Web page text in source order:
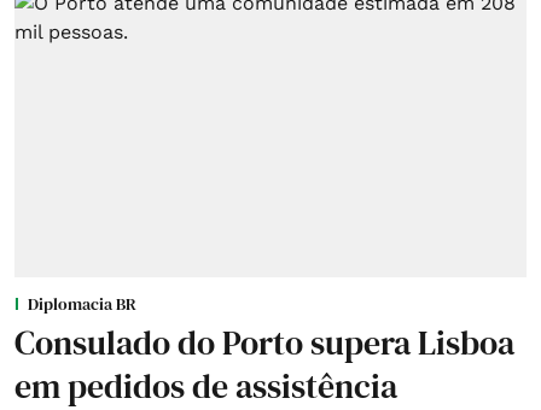
Diplomacia BR
Consulado do Porto supera Lisboa
em pedidos de assistência